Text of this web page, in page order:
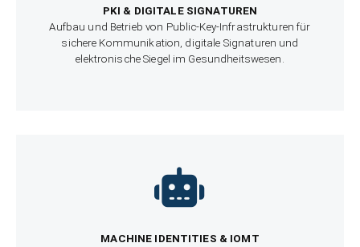
PKI & DIGITALE SIGNATUREN
Aufbau und Betrieb von Public-Key-Infrastrukturen für
sichere Kommunikation, digitale Signaturen und
elektronische Siegel im Gesundheitswesen.
MACHINE IDENTITIES & IOMT